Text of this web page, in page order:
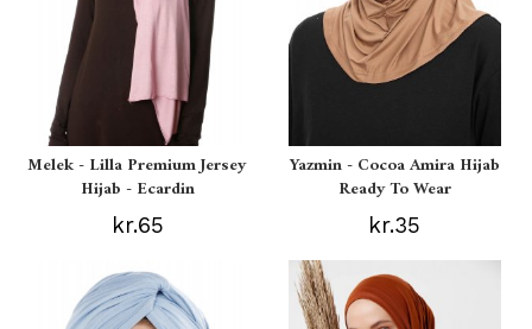
Melek - Lilla Premium Jersey
Hijab - Ecardin
kr.65
Yazmin - Cocoa Amira Hijab
Ready To Wear
kr.35